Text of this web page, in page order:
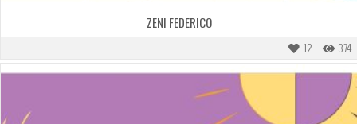
ZENI FEDERICO
374
12